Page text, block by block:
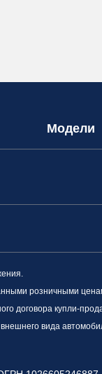
Модели
розничными
договора купли-
внешнего вида